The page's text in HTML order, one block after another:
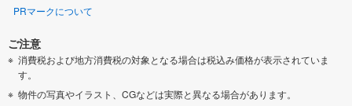
PRマークについて
ご注意
消費税および地方消費税の対象となる場合は税込み価格が表示されていま
す。
物件の写真やイラスト、CGなどは実際と異なる場合があります。